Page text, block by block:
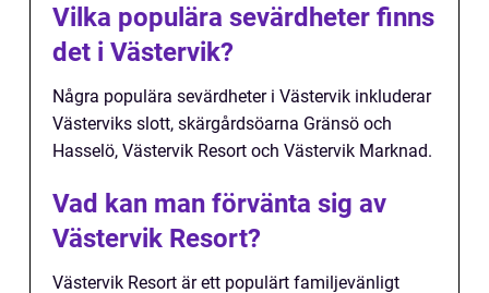
Vilka populära sevärdheter finns
det i Västervik?
Några populära sevärdheter i Västervik inkluderar
Västerviks slott, skärgårdsöarna Gränsö och
Hasselö, Västervik Resort och Västervik Marknad.
Vad kan man förvänta sig av
Västervik Resort?
Västervik Resort är ett populärt familjevänligt